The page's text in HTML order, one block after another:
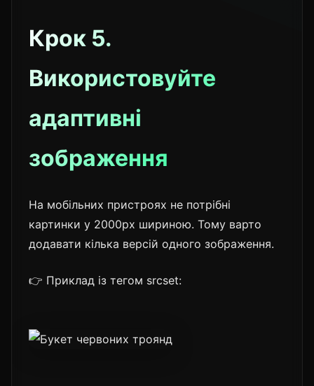
Крок 5.
Використовуйте
адаптивні
зображення
На мобільних пристроях не потрібні
картинки у 2000px шириною. Тому варто
додавати кілька версій одного зображення.
👉 Приклад із тегом srcset: